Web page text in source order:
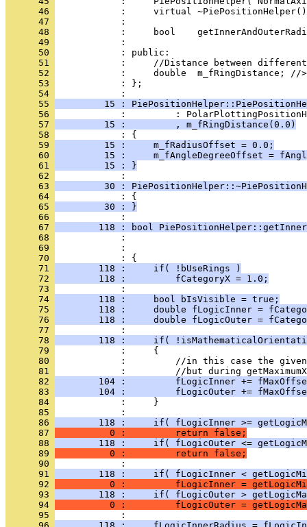
      46
      47
      48
      49
      50
      51
      52
      53
            : };
      54
      55
15 :
      56
      57
         15 :         , m_fRingDistance(0.0)
      58
      59
         15 :     m_fRadiusOffset = 0.0;
      60
15 :     m_fAngleDegreeOffset =
      61
         15 : }
      62
      63
30 :
      64
      65
         30 : }
      66
      67
118 : bool
      68
      69
      70
      71
        118 :     if( !bUseRings )
      72
        118 :         fCategoryX = 1.0;
      73
      74
        118 :     bool bIsVisible = true;
      75
118 :     double fLogicInner =
      76
118 :     double fLogicOuter =
      77
      78
118 :     if(
      79
      80
      81
      82
104 :         fLogicInner +=
      83
104 :         fLogicOuter +=
      84
      85
      86
118 :     if( fLogicInner >=
      87
          0 :         return false;
      88
118 :     if( fLogicOuter <=
      89
          0 :         return false;
      90
      91
118 :     if( fLogicInner <
      92
0 :         fLogicInner =
      93
118 :     if( fLogicOuter >
      94
0 :         fLogicOuter =
      95